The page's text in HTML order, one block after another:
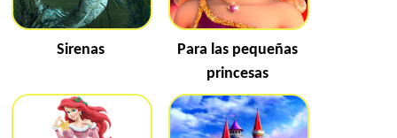
Sirenas
Para las pequeñas
princesas